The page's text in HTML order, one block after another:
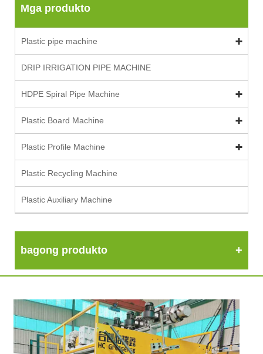
Mga produkto
Plastic pipe machine
DRIP IRRIGATION PIPE MACHINE
HDPE Spiral Pipe Machine
Plastic Board Machine
Plastic Profile Machine
Plastic Recycling Machine
Plastic Auxiliary Machine
bagong produkto